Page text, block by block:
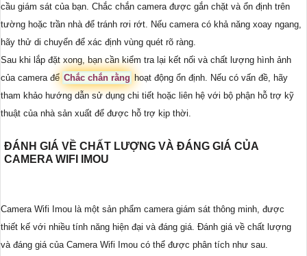
cầu giám sát của bạn. Chắc chắn camera được gắn chặt và ổn định trên
tường hoặc trần nhà để tránh rơi rớt. Nếu camera có khả năng xoay ngang,
hãy thử di chuyển để xác định vùng quét rõ ràng.
Sau khi lắp đặt xong, bạn cần kiểm tra lại kết nối và chất lượng hình ảnh
của camera để Chắc chắn rằng hoạt động ổn định. Nếu có vấn đề, hãy
tham khảo hướng dẫn sử dụng chi tiết hoặc liên hệ với bộ phận hỗ trợ kỹ
thuật của nhà sản xuất để được hỗ trợ kịp thời.
ĐÁNH GIÁ VỀ CHẤT LƯỢNG VÀ ĐÁNG GIÁ CỦA
CAMERA WIFI IMOU
Camera Wifi Imou là một sản phẩm camera giám sát thông minh, được
thiết kế với nhiều tính năng hiện đại và đáng giá. Đánh giá về chất lượng
và đáng giá của Camera Wifi Imou có thể được phân tích như sau.